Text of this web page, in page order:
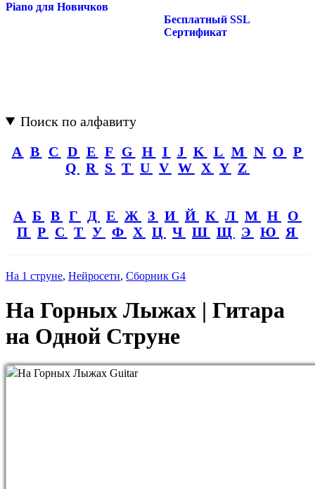
Piano для Новичков
Бесплатный SSL
Сертификат
Поиск по алфавиту
A B C D E F G H I J K L M N O
P
Q
R S T U V W X Y Z
А Б В Г Д Е Ж З И Й К Л М Н
О
П Р С Т У Ф Х Ц Ч Ш Щ Э Ю Я
На 1 струне, Нейросети, Сборник G4
На Горных Лыжах | Гитара
на Одной Струне